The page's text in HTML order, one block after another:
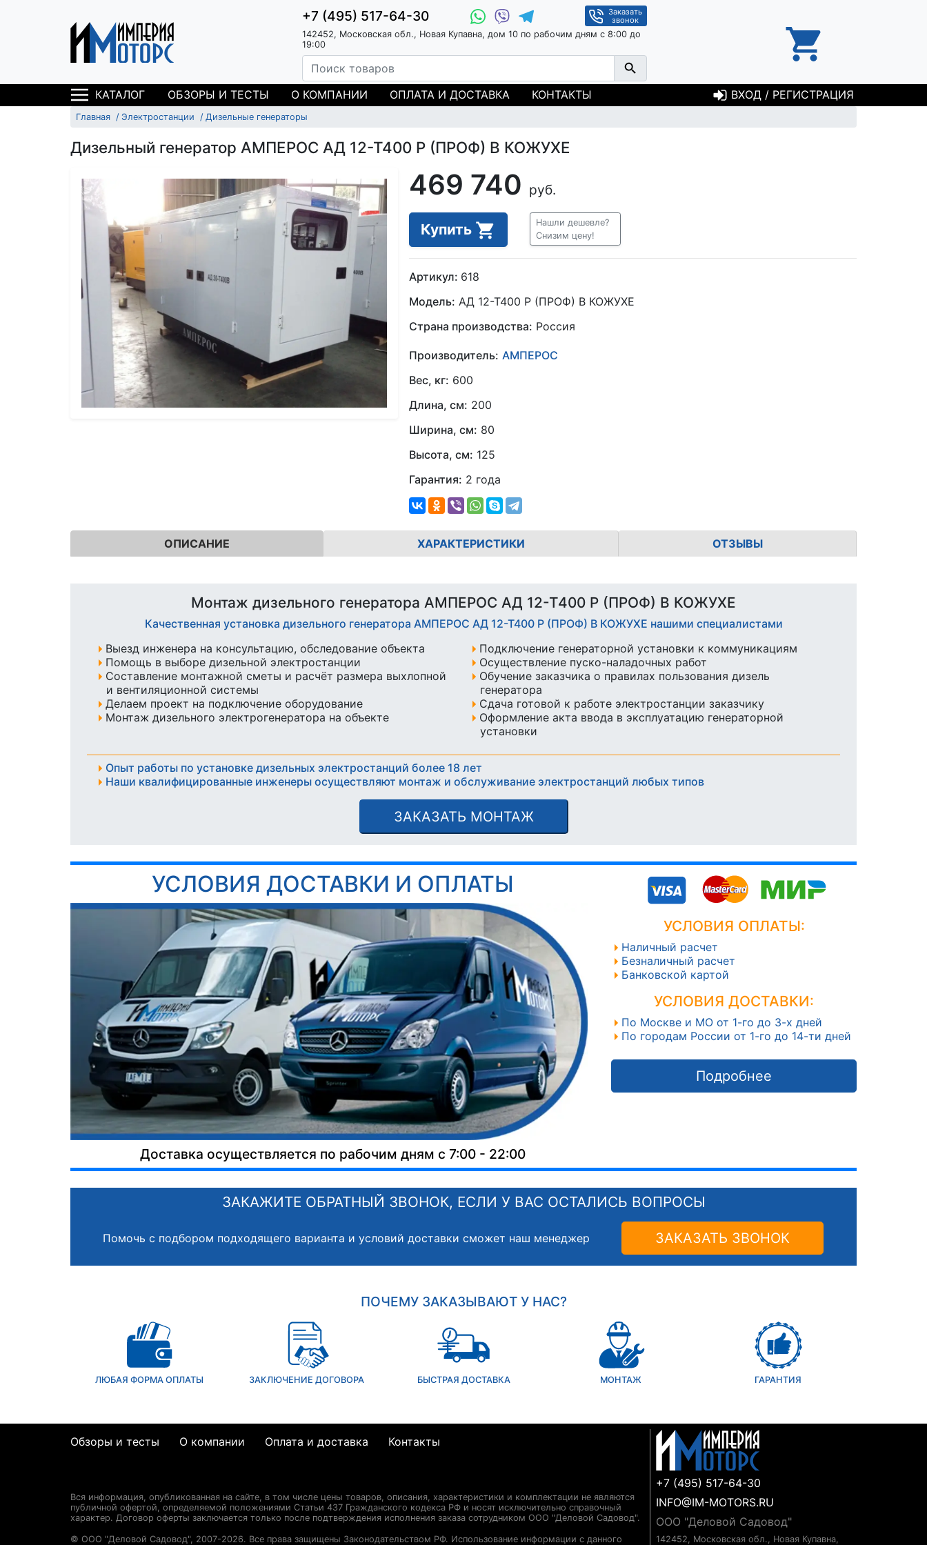
+7 (495) 517-64-30
Заказать
звонок
142452, Московская обл., Новая Купавна, дом 10 по рабочим дням с 8:00 до
19:00
КАТАЛОГ ОБЗОРЫ И ТЕСТЫ О КОМПАНИИ ОПЛАТА И ДОСТАВКА КОНТАКТЫ ВХОД / РЕГИСТРАЦИЯ
Главная Электростанции Дизельные генераторы
Дизельный генератор АМПЕРОС АД 12-Т400 Р (ПРОФ) В КОЖУХЕ
469 740 руб.
Купить
Нашли дешевле?
Снизим цену!
Артикул: 618
Модель: АД 12-Т400 Р (ПРОФ) В КОЖУХЕ
Страна производства: Россия
Производитель: АМПЕРОС
Вес, кг: 600
Длина, см: 200
Ширина, см: 80
Высота, см: 125
Гарантия: 2 года
ОПИСАНИЕ ХАРАКТЕРИСТИКИ ОТЗЫВЫ
Монтаж дизельного генератора АМПЕРОС АД 12-Т400 Р (ПРОФ) В КОЖУХЕ
Качественная установка дизельного генератора АМПЕРОС АД 12-Т400 Р (ПРОФ) В КОЖУХЕ нашими специалистами
Выезд инженера на консультацию, обследование объекта
Помощь в выборе дизельной электростанции
Составление монтажной сметы и расчёт размера выхлопной
и вентиляционной системы
Делаем проект на подключение оборудование
Монтаж дизельного электрогенератора на объекте
Подключение генераторной установки к коммуникациям
Осуществление пуско-наладочных работ
Обучение заказчика о правилах пользования дизель
генератора
Сдача готовой к работе электростанции заказчику
Оформление акта ввода в эксплуатацию генераторной
установки
Опыт работы по установке дизельных электростанций более 18 лет
Наши квалифицированные инженеры осуществляют монтаж и обслуживание электростанций любых типов
ЗАКАЗАТЬ МОНТАЖ
УСЛОВИЯ ДОСТАВКИ И ОПЛАТЫ
Доставка осуществляется по рабочим дням с 7:00 - 22:00
УСЛОВИЯ ОПЛАТЫ:
Наличный расчет
Безналичный расчет
Банковской картой
УСЛОВИЯ ДОСТАВКИ:
По Москве и МО от 1-го до 3-х дней
По городам России от 1-го до 14-ти дней
Подробнее
ЗАКАЖИТЕ ОБРАТНЫЙ ЗВОНОК, ЕСЛИ У ВАС ОСТАЛИСЬ ВОПРОСЫ
Помочь с подбором подходящего варианта и условий доставки сможет наш менеджер ЗАКАЗАТЬ ЗВОНОК
ПОЧЕМУ ЗАКАЗЫВАЮТ У НАС?
ЛЮБАЯ ФОРМА ОПЛАТЫ ЗАКЛЮЧЕНИЕ ДОГОВОРА БЫСТРАЯ ДОСТАВКА МОНТАЖ ГАРАНТИЯ
+7 (495) 517-64-30
INFO@IM-MOTORS.RU
ООО "Деловой Садовод"
142452, Московская обл., Новая Купавна,
Обзоры и тесты О компании Оплата и доставка Контакты
Вся информация, опубликованная на сайте, в том числе цены товаров, описания, характеристики и комплектации не являются
публичной офертой, определяемой положениями Статьи 437 Гражданского кодекса РФ и носят исключительно справочный
характер. Договор оферты заключается только после подтверждения исполнения заказа сотрудником ООО "Деловой Садовод".
© ООО "Деловой Садовод", 2007-2026. Все права защищены Законодательством РФ. Использование информации с данного